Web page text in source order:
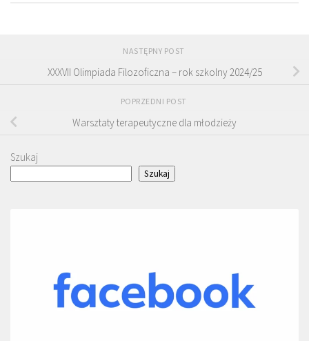
NASTĘPNY POST
XXXVII Olimpiada Filozoficzna – rok szkolny 2024/25
POPRZEDNI POST
Warsztaty terapeutyczne dla młodzieży
Szukaj
Szukaj